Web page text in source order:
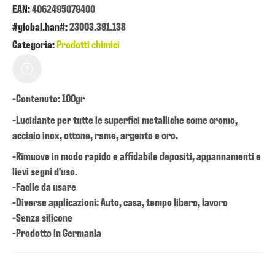
EAN:4062495079400
#global.han#:23003.391.138
Categoria:Prodotti chimici
-Contenuto: 100gr
-Lucidante per tutte le superfici metalliche come cromo,
acciaio inox, ottone, rame, argento e oro.
-Rimuove in modo rapido e affidabile depositi, appannamenti e
lievi segni d'uso.
-Facile da usare
-Diverse applicazioni: Auto, casa, tempo libero, lavoro
-Senza silicone
-Prodotto in Germania